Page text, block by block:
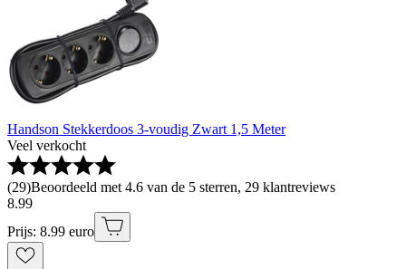
Handson Stekkerdoos 3-voudig Zwart 1,5 Meter
Veel verkocht
(29)Beoordeeld met 4.6 van de 5 sterren, 29 klantreviews
8.99
Prijs: 8.99 euro